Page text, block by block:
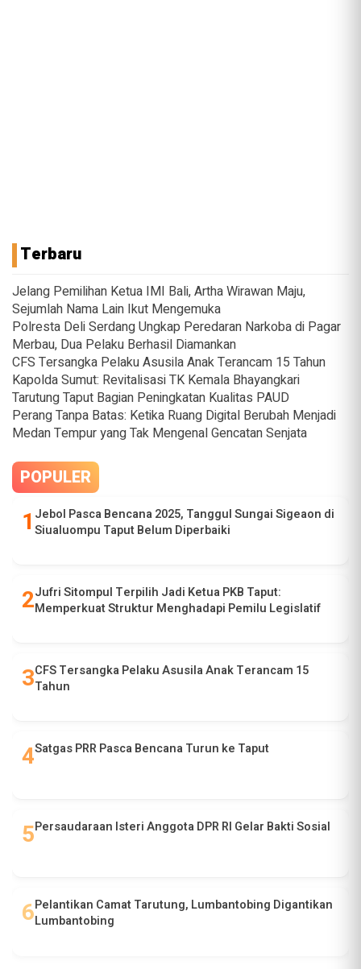
Terbaru
Jelang Pemilihan Ketua IMI Bali, Artha Wirawan Maju,
Sejumlah Nama Lain Ikut Mengemuka
Polresta Deli Serdang Ungkap Peredaran Narkoba di Pagar
Merbau, Dua Pelaku Berhasil Diamankan
CFS Tersangka Pelaku Asusila Anak Terancam 15 Tahun
Kapolda Sumut: Revitalisasi TK Kemala Bhayangkari
Tarutung Taput Bagian Peningkatan Kualitas PAUD
Perang Tanpa Batas: Ketika Ruang Digital Berubah Menjadi
Medan Tempur yang Tak Mengenal Gencatan Senjata
POPULER
Jebol Pasca Bencana 2025, Tanggul Sungai Sigeaon di
Siualuompu Taput Belum Diperbaiki
Jufri Sitompul Terpilih Jadi Ketua PKB Taput:
Memperkuat Struktur Menghadapi Pemilu Legislatif
CFS Tersangka Pelaku Asusila Anak Terancam 15
Tahun
Satgas PRR Pasca Bencana Turun ke Taput
Persaudaraan Isteri Anggota DPR RI Gelar Bakti Sosial
Pelantikan Camat Tarutung, Lumbantobing Digantikan
Lumbantobing